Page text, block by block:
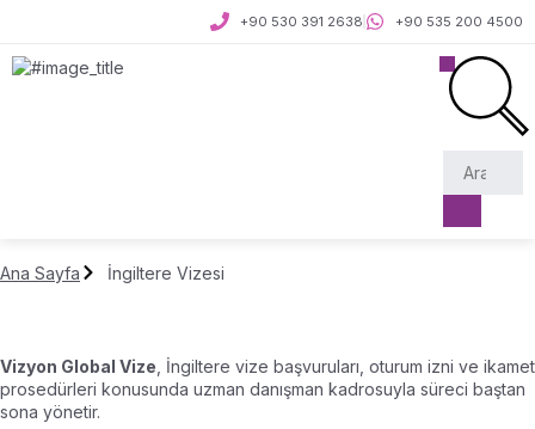
+90 530 391 2638 +90 535 200 4500
Ana Sayfa İngiltere Vizesi
Vizyon Global Vize , İngiltere vize başvuruları, oturum izni ve ikamet
prosedürleri konusunda uzman danışman kadrosuyla süreci baştan
sona yönetir.